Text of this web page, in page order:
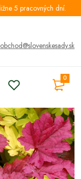
5 pracovných dní.
obchod@slovenskesady.sk
0